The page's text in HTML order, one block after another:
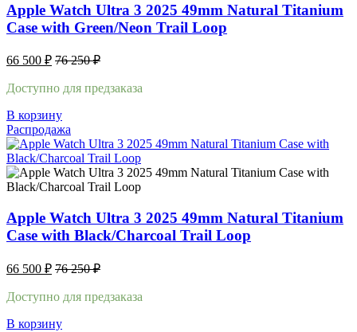
Apple Watch Ultra 3 2025 49mm Natural Titanium
Case with Green/Neon Trail Loop
66 500 ₽ 76 250₽
Доступно для предзаказа
В корзину
Распродажа
Apple Watch Ultra 3 2025 49mm Natural Titanium
Case with Black/Charcoal Trail Loop
66 500 ₽ 76 250₽
Доступно для предзаказа
В корзину